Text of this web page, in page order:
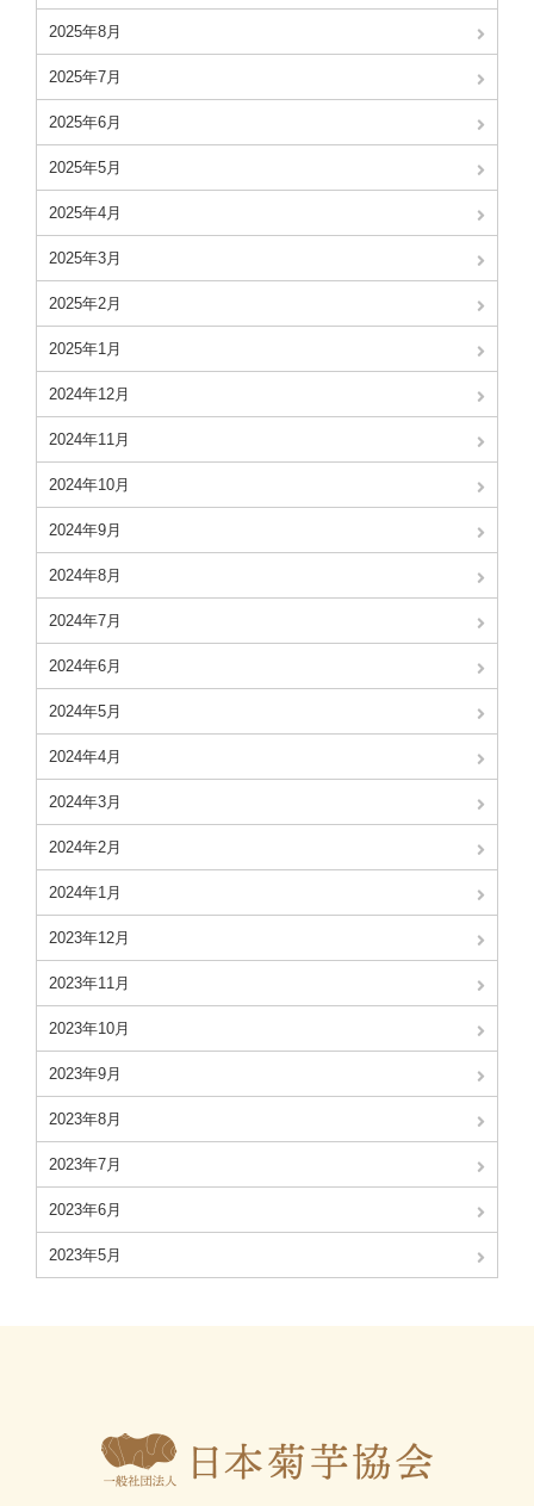
2025年8月
2025年7月
2025年6月
2025年5月
2025年4月
2025年3月
2025年2月
2025年1月
2024年12月
2024年11月
2024年10月
2024年9月
2024年8月
2024年7月
2024年6月
2024年5月
2024年4月
2024年3月
2024年2月
2024年1月
2023年12月
2023年11月
2023年10月
2023年9月
2023年8月
2023年7月
2023年6月
2023年5月